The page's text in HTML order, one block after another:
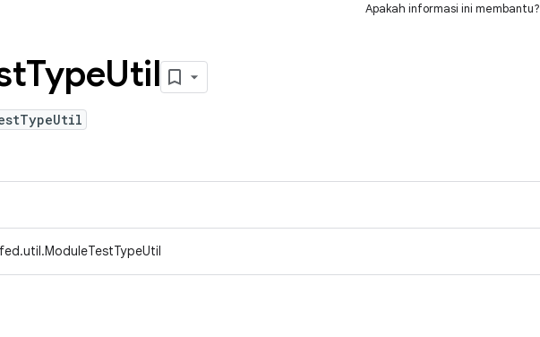
Apakah informasi ini membantu?
TypeUtil